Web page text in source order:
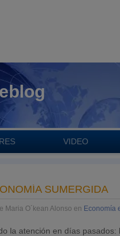
VIDEO
SUMERGIDA
Maria O´kean Alonso en Economía
la atención en días